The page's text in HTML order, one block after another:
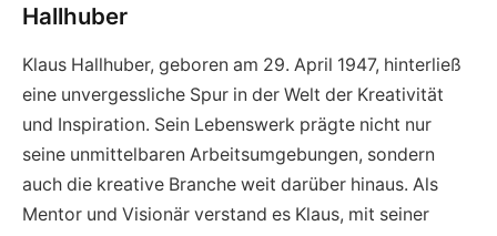
Hallhuber
Klaus Hallhuber, geboren am 29. April 1947, hinterließ
eine unvergessliche Spur in der Welt der Kreativität
und Inspiration. Sein Lebenswerk prägte nicht nur
seine unmittelbaren Arbeitsumgebungen, sondern
auch die kreative Branche weit darüber hinaus. Als
Mentor und Visionär verstand es Klaus, mit seiner